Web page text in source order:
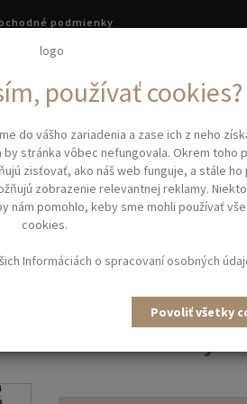
podmienky
0.13
predstavujú
používať cookies?
do vášho zariadenia a zase ich z neho
stránka vôbec nefungovala. Okrem toho
zisťovať, ako náš web funguje, a stále ho
zobrazenie relevantnej reklamy.
nám pomohlo, keby sme mohli používať
cookies.
Informáciách o spracovaní osobných
Povoliť všetky